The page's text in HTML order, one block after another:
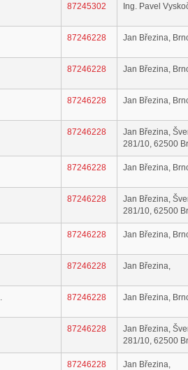
87245302 Ing. Pavel
87246228 Jan Březina,
87246228 Jan Březina,
87246228 Jan Březina,
87246228
Jan Březina,
281/10, 62500
87246228 Jan Březina,
87246228
Jan Březina,
281/10, 62500
87246228 Jan Březina,
87246228 Jan Březina,
87246228 Jan Březina,
87246228
Jan Březina,
281/10, 62500
87246228 Jan Březina,